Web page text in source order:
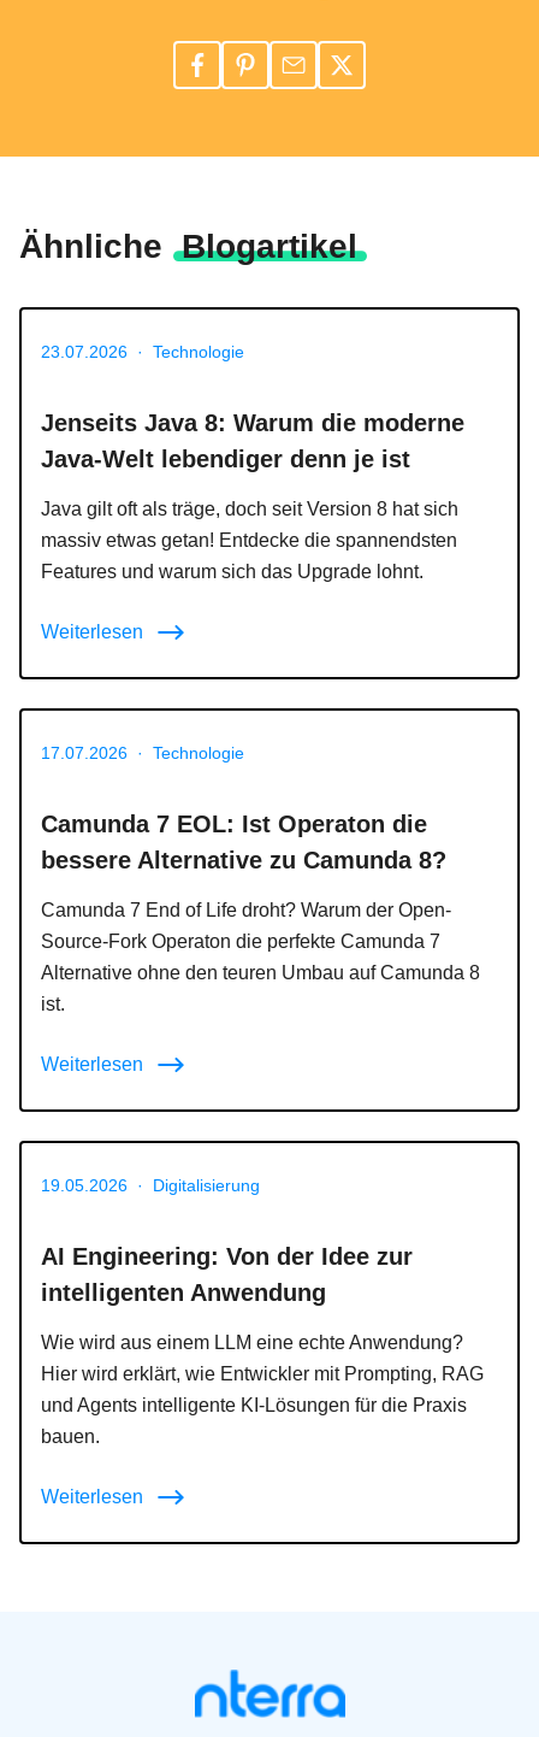
Ähnliche Blogartikel
23.07.2026 · Technologie
Jenseits Java 8: Warum die moderne
Java-Welt lebendiger denn je ist
Java gilt oft als träge, doch seit Version 8 hat sich
massiv etwas getan! Entdecke die spannendsten
Features und warum sich das Upgrade lohnt.
Weiterlesen
17.07.2026 · Technologie
Camunda 7 EOL: Ist Operaton die
bessere Alternative zu Camunda 8?
Camunda 7 End of Life droht? Warum der Open-
Source-Fork Operaton die perfekte Camunda 7
Alternative ohne den teuren Umbau auf Camunda 8
ist.
Weiterlesen
19.05.2026 · Digitalisierung
AI Engineering: Von der Idee zur
intelligenten Anwendung
Wie wird aus einem LLM eine echte Anwendung?
Hier wird erklärt, wie Entwickler mit Prompting, RAG
und Agents intelligente KI-Lösungen für die Praxis
bauen.
Weiterlesen